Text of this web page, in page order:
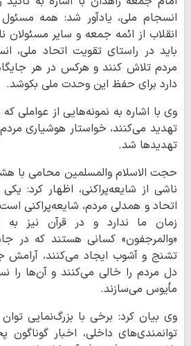
انسجام ملی، یادآور شد: همه
انقلاب از ائمه جمعه و سایر مسئولان
باید در راستای تقویت اتحاد ملی،
مردم تلاش کنند و هرکس در هر
دارد برای حفظ این وحدت ملی بکوشد.
وی با اشاره به نمونه‌هایی از عواملی
تهدید می‌کنند، خواستار هوشیاری
تهدیدها شد.
حجت الاسلام والمسلمین محامی با
ناشی از شایعه‌پراکنی، اظهار کرد:
اتحاد و همدلی مردم، شایعه‌پراکنی
زمان ما ندارد و در قرآن نیز
«والمرجفون» کسانی هستند که در
تشنج و آشوب ایجاد می‌کنند، آرامش
دل مردم را خالی می‌کنند و آن‌ها را
مأیوس می‌سازند.
وی بیان کرد: برخی با بزرگ‌نمایی
توانمندی‌های داخلی، اخبار